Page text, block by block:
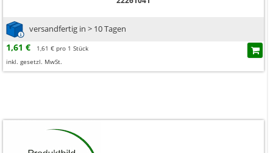
versandfertig in > 10 Tagen
1,61 €
1,61 € pro 1 Stück
inkl. gesetzl. MwSt.